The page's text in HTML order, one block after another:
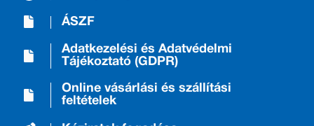
ÁSZF
Adatkezelési és Adatvédelmi
Tájékoztató (GDPR)
Online vásárlási és szállítási
feltételek